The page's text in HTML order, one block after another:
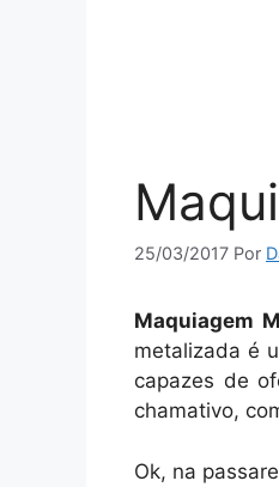
25/03/2017 Por
Maquiagem
metalizada é
capazes de
chamativo,
Ok, na